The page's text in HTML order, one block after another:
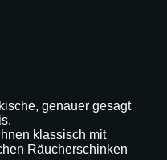
genauer gesagt
klassisch mit
Räucherschinken